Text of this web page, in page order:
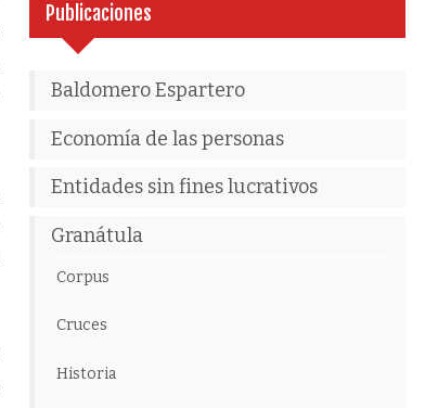
Publicaciones
Baldomero Espartero
Economía de las personas
Entidades sin fines lucrativos
Granátula
Corpus
Cruces
Historia